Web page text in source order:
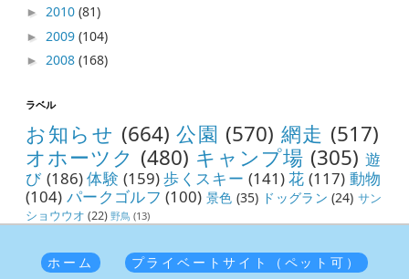
►2010(81)
► 2009(104)
►2008(168)
ラベル
お知らせ (664) 公園 (570) 網走 (517)
オホーツク (480) キャンプ場 (305) 遊
び (186)体験 (159)歩くスキー (141)花 (117) 動物
(104) パークゴルフ (100) 景色 (35) ドッグラン (24) サン
ショウウオ (22) 野鳥 (13)
ホーム プライベートサイト（ペット可）